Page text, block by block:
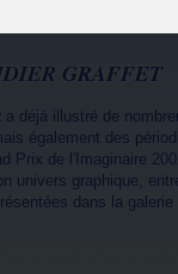
GRAFFET
a déjà illustré de
également des
Prix de l'Imaginaire
univers graphique,
dans la galerie